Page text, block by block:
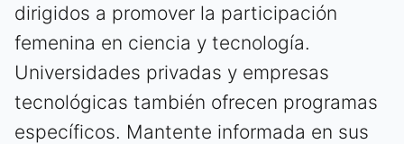
dirigidos a promover la participación
femenina en ciencia y tecnología.
Universidades privadas y empresas
tecnológicas también ofrecen programas
específicos. Mantente informada en sus